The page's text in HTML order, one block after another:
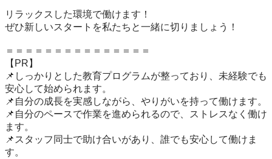
リラックスした環境で働けます！
ぜひ新しいスタートを私たちと一緒に切りましょう！
＝＝＝＝＝＝＝＝＝＝＝＝＝＝＝
【PR】
📌しっかりとした教育プログラムが整っており、未経験でも
安心して始められます。
📌自分の成長を実感しながら、やりがいを持って働けます。
📌自分のペースで作業を進められるので、ストレスなく働け
ます。
📌スタッフ同士で助け合いがあり、誰でも安心して働けま
す。